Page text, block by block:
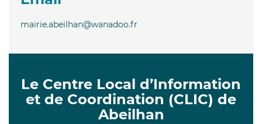
mairie.abeilhan@wanadoo.fr
Le Centre Local d’Information
et de Coordination (CLIC) de
Abeilhan